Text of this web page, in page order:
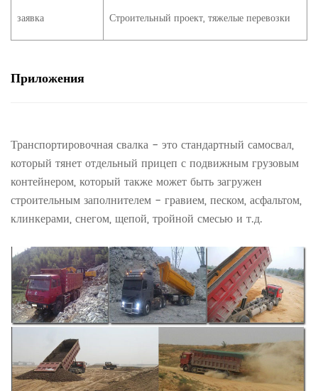
заявка Строительный проект, тяжелые перевозки
Приложения
Транспортировочная свалка - это стандартный самосвал,
который тянет отдельный прицеп с подвижным грузовым
контейнером, который также может быть загружен
строительным заполнителем - гравием, песком, асфальтом,
клинкерами, снегом, щепой, тройной смесью и т.д.